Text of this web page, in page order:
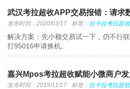
武汉考拉超收APP交易报错：请求
发布时间：2020/03/17 标签： 拉卡拉考拉超收
解决方案：先小额交易试一下，仍不行
打95016申请换机。
嘉兴Mpos考拉超收赋能小微商户发
发布时间：2019/11/17 标签： 拉卡拉考拉超收